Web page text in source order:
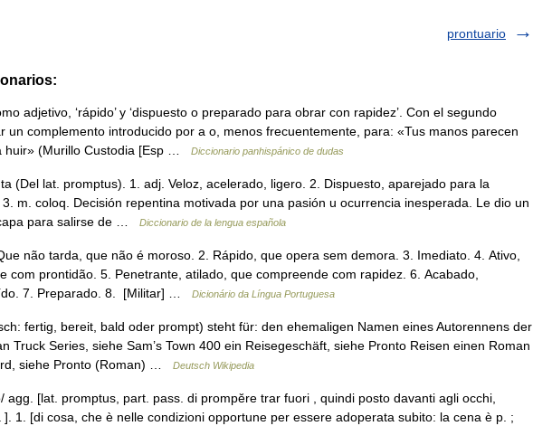
prontuario
adjetivo, ‘rápido’ y ‘dispuesto o preparado para obrar con rapidez’. Con el segundo
un complemento introducido por a o, menos frecuentemente, para: «Tus manos parecen
huir» (Murillo Custodia [Esp …
Diccionario panhispánico de dudas
(Del lat. promptus). 1. adj. Veloz, acelerado, ligero. 2. Dispuesto, aparejado para la
m. coloq. Decisión repentina motivada por una pasión u ocurrencia inesperada. Le dio un
para salirse de …
Diccionario de la lengua española
não tarda, que não é moroso. 2. Rápido, que opera sem demora. 3. Imediato. 4. Ativo,
com prontidão. 5. Penetrante, atilado, que compreende com rapidez. 6. Acabado,
7. Preparado. 8. [Militar] …
Dicionário da Língua Portuguesa
fertig, bereit, bald oder prompt) steht für: den ehemaligen Namen eines Autorennens der
Truck Series, siehe Sam’s Town 400 ein Reisegeschäft, siehe Pronto Reisen einen Roman
siehe Pronto (Roman) …
Deutsch Wikipedia
[lat. promptus, part. pass. di prompĕre trar fuori , quindi posto davanti agli occhi,
]. 1. [di cosa, che è nelle condizioni opportune per essere adoperata subito: la cena è p. ;